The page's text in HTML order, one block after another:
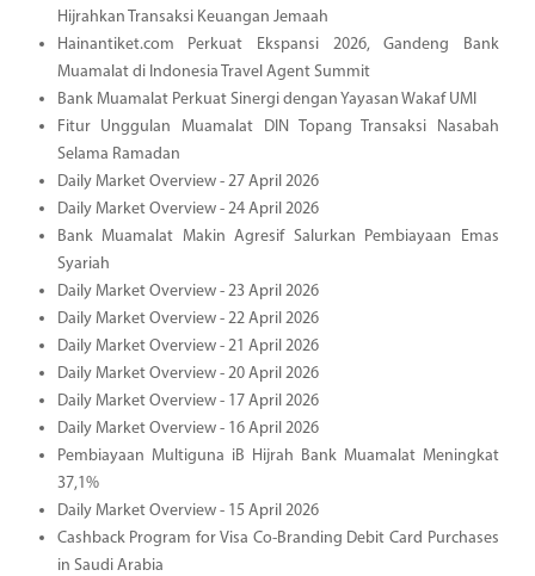
Hijrahkan Transaksi Keuangan Jemaah
Hainantiket.com Perkuat Ekspansi 2026, Gandeng Bank
Muamalat di Indonesia Travel Agent Summit
Bank Muamalat Perkuat Sinergi dengan Yayasan Wakaf UMI
Fitur Unggulan Muamalat DIN Topang Transaksi Nasabah
Selama Ramadan
Daily Market Overview - 27 April 2026
Daily Market Overview - 24 April 2026
Bank Muamalat Makin Agresif Salurkan Pembiayaan Emas
Syariah
Daily Market Overview - 23 April 2026
Daily Market Overview - 22 April 2026
Daily Market Overview - 21 April 2026
Daily Market Overview - 20 April 2026
Daily Market Overview - 17 April 2026
Daily Market Overview - 16 April 2026
Pembiayaan Multiguna iB Hijrah Bank Muamalat Meningkat
37,1%
Daily Market Overview - 15 April 2026
Cashback Program for Visa Co-Branding Debit Card Purchases
in Saudi Arabia